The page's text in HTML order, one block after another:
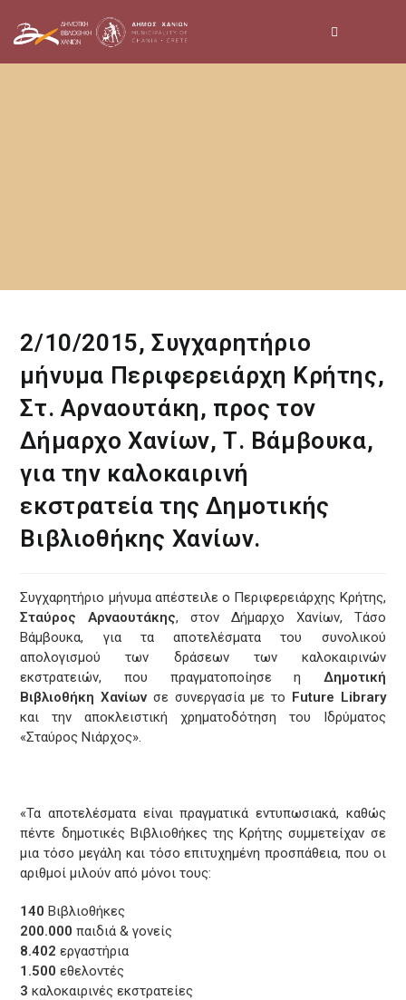
2/10/2015, Συγχαρητήριο
μήνυμα Περιφερειάρχη Κρήτης,
Στ. Αρναουτάκη, προς τον
Δήμαρχο Χανίων, Τ. Βάμβουκα,
για την καλοκαιρινή
εκστρατεία της Δημοτικής
Βιβλιοθήκης Χανίων.
Συγχαρητήριο μήνυμα απέστειλε ο Περιφερειάρχης Κρήτης,
Σταύρος Αρναουτάκης, στον Δήμαρχο Χανίων, Τάσο
Βάμβουκα, για τα αποτελέσματα του συνολικού
απολογισμού των δράσεων των καλοκαιρινών
εκστρατειών, που πραγματοποίησε η Δημοτική
Βιβλιοθήκη Χανίων σε συνεργασία με το Future Library
και την αποκλειστική χρηματοδότηση του Ιδρύματος
«Σταύρος Νιάρχος».
«Τα αποτελέσματα είναι πραγματικά εντυπωσιακά, καθώς
πέντε δημοτικές Βιβλιοθήκες της Κρήτης συμμετείχαν σε
μια τόσο μεγάλη και τόσο επιτυχημένη προσπάθεια, που οι
αριθμοί μιλούν από μόνοι τους:
140 Βιβλιοθήκες
200.000 παιδιά & γονείς
8.402 εργαστήρια
1.500 εθελοντές
3 καλοκαιρινές εκστρατείες